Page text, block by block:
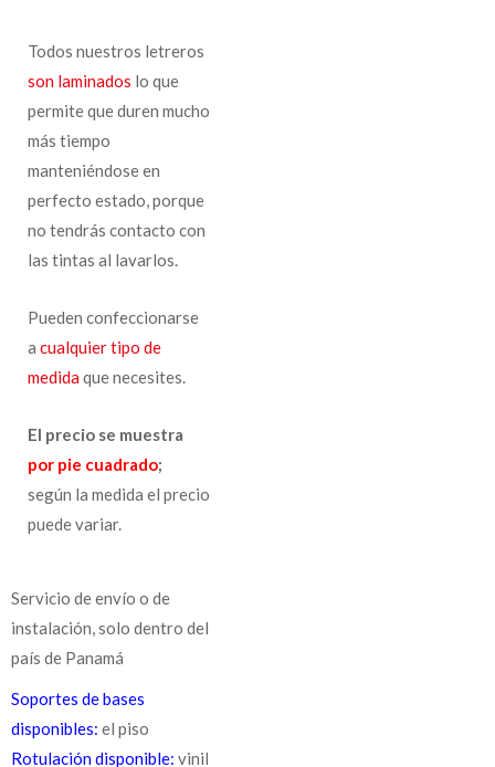
Todos nuestros letreros
son laminados lo que
permite que duren mucho
más tiempo
manteniéndose en
perfecto estado, porque
no tendrás contacto con
las tintas al lavarlos.
Pueden confeccionarse
a cualquier tipo de
medidaque necesites.
El precio se muestra
por pie cuadrado;
según la medida el precio
puede variar.
Servicio de envío o de
instalación, solo dentro del
país de Panamá
Soportes de bases
disponibles: el piso
Rotulación disponible: vinil